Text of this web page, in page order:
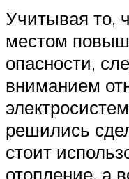
Учитывая то,
местом
опасности,
вниманием
решились
стоит
отопление, а